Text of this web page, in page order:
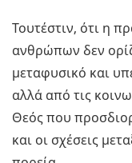
Τουτέστιν, ότι η
ανθρώπων δεν
μεταφυσικό και
αλλά από τις
Θεός που
και οι σχέσεις